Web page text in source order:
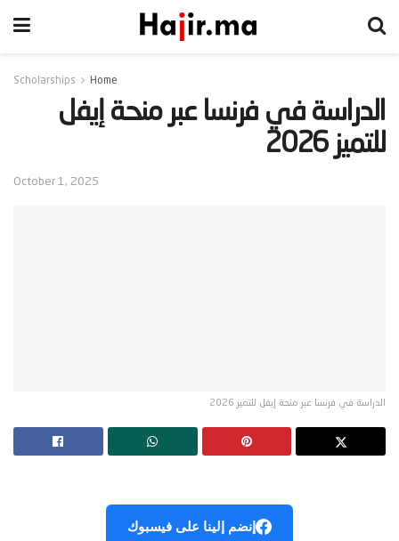
Home
Scholarships
‫الدراسة في فرنسا عبر منحة إيفل
للتميز 2026‬
October 1, 2025
الدراسة في فرنسا عبر منحة إيفل للتميز 2026
إنضم إلينا على فيسبوك